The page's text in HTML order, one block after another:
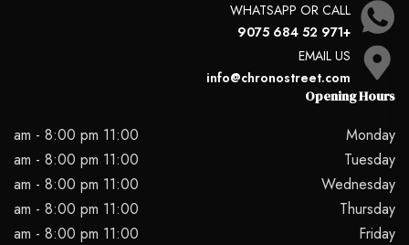
WHATSAPP OR CALL
+971 52 684 9075
EMAIL US
info@chronostreet.com
Opening Hours
Monday
11:00 am - 8:00 pm
Tuesday
11:00 am - 8:00 pm
Wednesday
11:00 am - 8:00 pm
Thursday
11:00 am - 8:00 pm
Friday
11:00 am - 8:00 pm